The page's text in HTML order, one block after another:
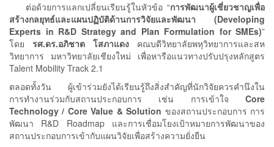
ต่อด้วยการแลกเปลี่ยนเรียนรู้ในหัวข้อ “การพัฒนาผู้เชี่ยวชาญเพื่อ
สร้างกลยุทธ์และแผนปฏิบัติด้านการวิจัยและพัฒนา (Developing
Experts in R&D Strategy and Plan Formulation for SMEs)”
โดย รศ.ดร.อภิชาต โสภาแดง คณบดีวิทยาลัยพหุวิทยาการและสห
วิทยาการ มหาวิทยาลัยเชียงใหม่ เพื่อหารือแนวทางปรับปรุงหลักสูตร
Talent Mobility Track 2.1
ตลอดทั้งวัน ผู้เข้าร่วมยังได้เรียนรู้ถึงสิ่งสำคัญที่นักวิจัยควรคำนึงใน
การทำงานร่วมกับสถานประกอบการ เช่น การเข้าใจ Core
Technology / Core Value & Solution ของสถานประกอบการ การ
พัฒนา R&D Roadmap และการเชื่อมโยงเป้าหมายการพัฒนาของ
สถานประกอบการเข้ากับแผนวิจัยเพื่อสร้างความยั่งยืน